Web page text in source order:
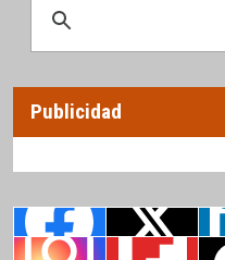
Publicidad